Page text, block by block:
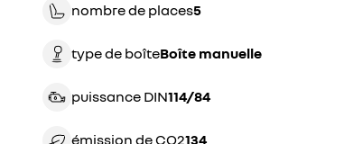
nombre de places5
type de boîte boîte manuelle
puissance DIN 114/84
émission de CO2 134